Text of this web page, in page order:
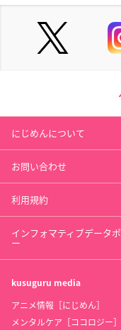
にじめんについて
お問い合わせ
利用規約
インフォマティブデータ
ー
kusuguru media
アニメ情報［にじめん］
メンタルケア［ココロジー］